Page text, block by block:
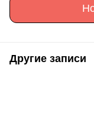
Другие записи